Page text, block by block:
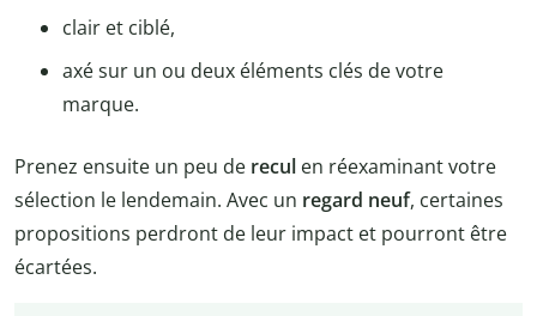
clair et ciblé,
axé sur un ou deux éléments clés de votre
marque.
Prenez ensuite un peu de recul en réexaminant votre
sélection le lendemain. Avec un regard neuf, certaines
propositions perdront de leur impact et pourront être
écartées.